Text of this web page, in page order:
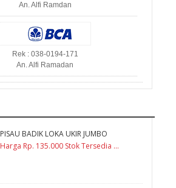
An. Alfi Ramdan
Rek : 038-0194-171
An. Alfi Ramadan
PISAU BADIK LOKA UKIR JUMBO
Harga Rp. 135.000 Stok Tersedia ...